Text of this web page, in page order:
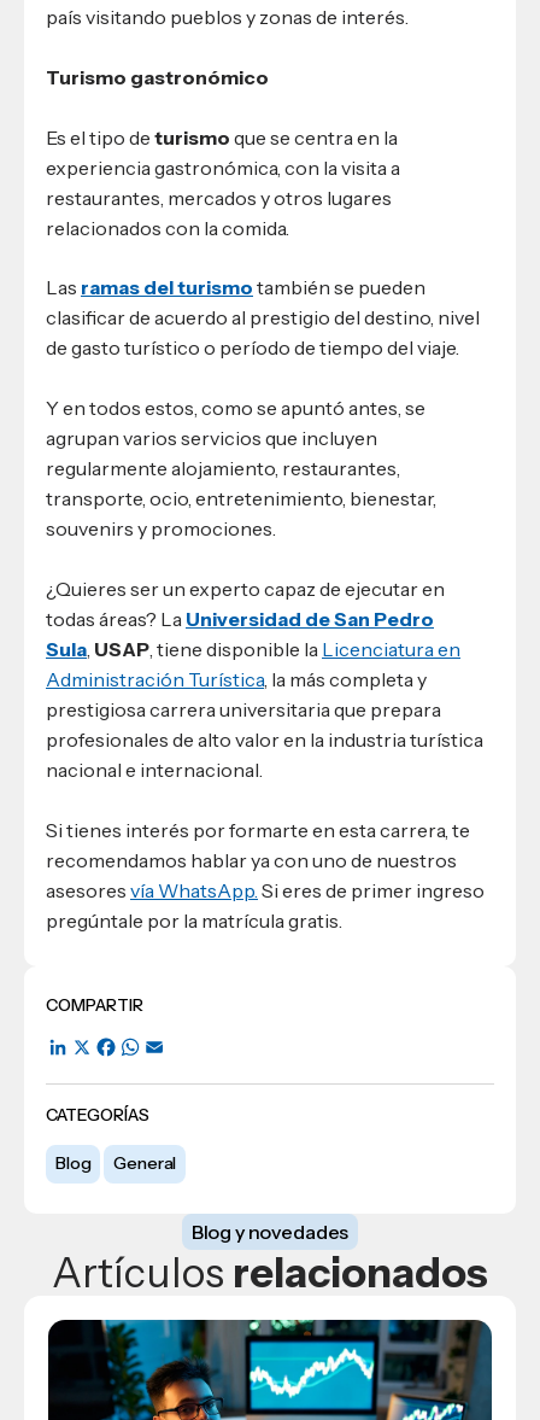
COMPARTIR
LinkedIn
X Facebook
WhatsApp
CATEGORÍAS
Blog General
país visitando pueblos y zonas de interés.
Turismo gastronómico
Es el tipo de turismo que se centra en la
experiencia gastronómica, con la visita a
restaurantes, mercados y otros lugares
relacionados con la comida.
Las ramas del turismo también se pueden
clasificar de acuerdo al prestigio del destino, nivel
de gasto turístico o período de tiempo del viaje.
Y en todos estos, como se apuntó antes, se
agrupan varios servicios que incluyen
regularmente alojamiento, restaurantes,
transporte, ocio, entretenimiento, bienestar,
souvenirs y promociones.
¿Quieres ser un experto capaz de ejecutar en
todas áreas? La Universidad de San Pedro
Sula USAP , tiene disponible la Licenciatura en
Administración Turística , la más completa y
prestigiosa carrera universitaria que prepara
profesionales de alto valor en la industria turística
nacional e internacional.
Si tienes interés por formarte en esta carrera, te
recomendamos hablar ya con uno de nuestros
asesores vía WhatsApp. Si eres de primer ingreso
pregúntale por la matrícula gratis.
Blog y novedades
Artículos relacionados